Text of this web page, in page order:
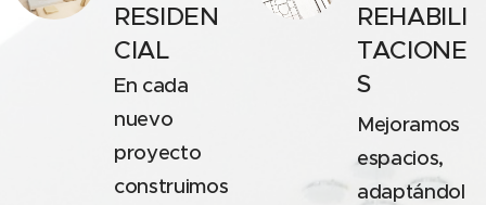
RESIDEN
CIAL
En cada
nuevo
proyecto
construimos
REHABILI
TACIONE
S
Mejoramos
espacios,
adaptándol